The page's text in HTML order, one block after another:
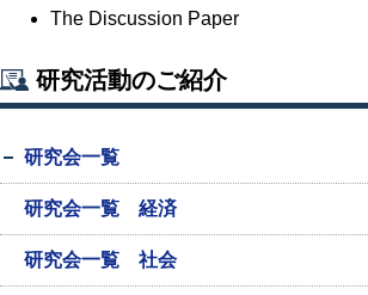
The Discussion Paper
研究活動のご紹介
研究会一覧
研究会一覧 経済
研究会一覧 社会